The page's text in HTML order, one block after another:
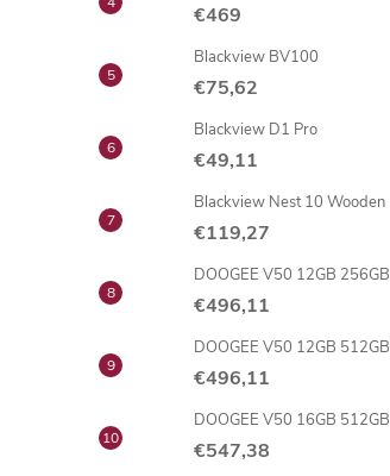
€469
Blackview BV100
€75,62
Blackview D1 Pro
€49,11
Blackview Nest 10 Wooden
€119,27
DOOGEE V50 12GB 256GB
€496,11
DOOGEE V50 12GB 512GB
€496,11
DOOGEE V50 16GB 512GB
€547,38